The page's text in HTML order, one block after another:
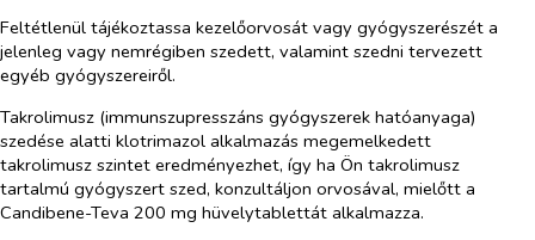
Feltétlenül tájékoztassa kezelőorvosát vagy gyógyszerészét a
jelenleg vagy nemrégiben szedett, valamint szedni tervezett
egyéb gyógyszereiről.
Takrolimusz (immunszupresszáns gyógyszerek hatóanyaga)
szedése alatti klotrimazol alkalmazás megemelkedett
takrolimusz szintet eredményezhet, így ha Ön takrolimusz
tartalmú gyógyszert szed, konzultáljon orvosával, mielőtt a
Candibene-Teva 200 mg hüvelytablettát alkalmazza.